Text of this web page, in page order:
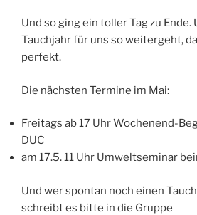
Und so ging ein toller Tag zu Ende.
Tauchjahr für uns so weitergeht,
perfekt.
Die nächsten Termine im Mai:
Freitags ab 17 Uhr Wochenend-
DUC
am 17.5. 11 Uhr Umweltseminar
Und wer spontan noch einen
schreibt es bitte in die Gruppe